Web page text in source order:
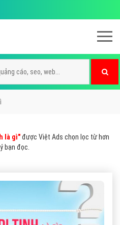
là gì"được Việt Ads chọn lọc từ hơn
bạn đọc.